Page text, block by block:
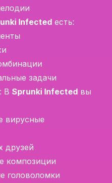
Infected есть:
задачи
: В Sprunki Infected вы
вирусные
друзей
композиции
головоломки